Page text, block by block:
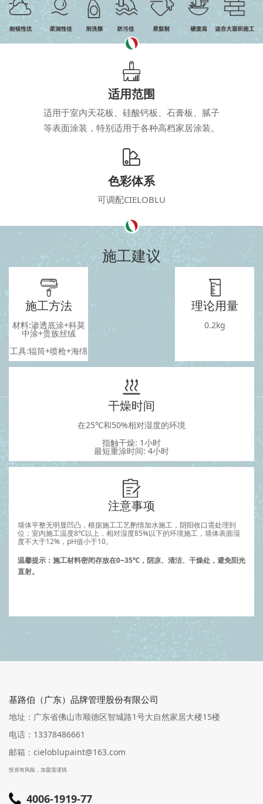
适用范围
适用于室内天花板、硅酸钙板、石膏板、腻子
等表面涂装，特别适用于各种高档家居涂装。
色彩体系
可调配CIELOBLU
施工建议
施工方法
材料:渗透底涂+科莫
中涂+贵族丝绒
工具:辊筒+喷枪+海绵
理论用量
0.2kg
干燥时间
在25℃和50%相对湿度的环境
指触干燥: 1小时
最短重涂时间: 4小时
注意事项
墙体平整无明显凹凸，根据施工工艺酌情加水施工，阴阳收口需处理到
位；室内施工温度8℃以上，相对湿度85%以下的环境施工，墙体表面湿
度不大于12%，pH值小于10。
温馨提示：施工材料密闭存放在0~35℃，阴凉、清洁、干燥处，避免阳光
直射。
基路伯（广东）品牌管理股份有限公司
地址：广东省佛山市顺德区智城路1号大自然家居大楼15楼
电话：13378486661
邮箱：cieloblupaint@163.com
投资有风险，加盟需谨慎
4006-1919-77